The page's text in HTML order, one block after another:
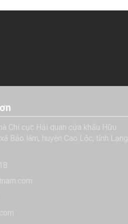
Chi cục Hải quan cửa khẩu Hữu
Bảo lâm, huyện Cao Lộc, tỉnh Lạng